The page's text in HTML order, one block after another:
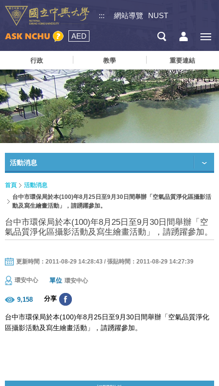
::: 網站導覽 NUST
AED
行政 教學 重要連結
活動消息
首頁
活動消息
台中市環保局於本(100)年8月25日至9月30日間舉辦「空氣品質淨化區攝影活
動及寫生繪畫活動」，請踴躍參加。
台中市環保局於本(100)年8月25日至9月30日間舉辦「空
氣品質淨化區攝影活動及寫生繪畫活動」，請踴躍參加。
更新時間：2011-08-29 14:28:43 / 張貼時間：2011-08-29 14:27:39
環安中心 單位 環安中心
9,158 分享
台中市環保局於本(100)年8月25日至9月30日間舉辦「空氣品質淨化
區攝影活動及寫生繪畫活動」，請踴躍參加。